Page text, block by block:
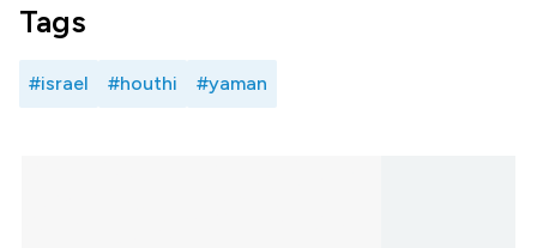
Tags
#israel #houthi #yaman